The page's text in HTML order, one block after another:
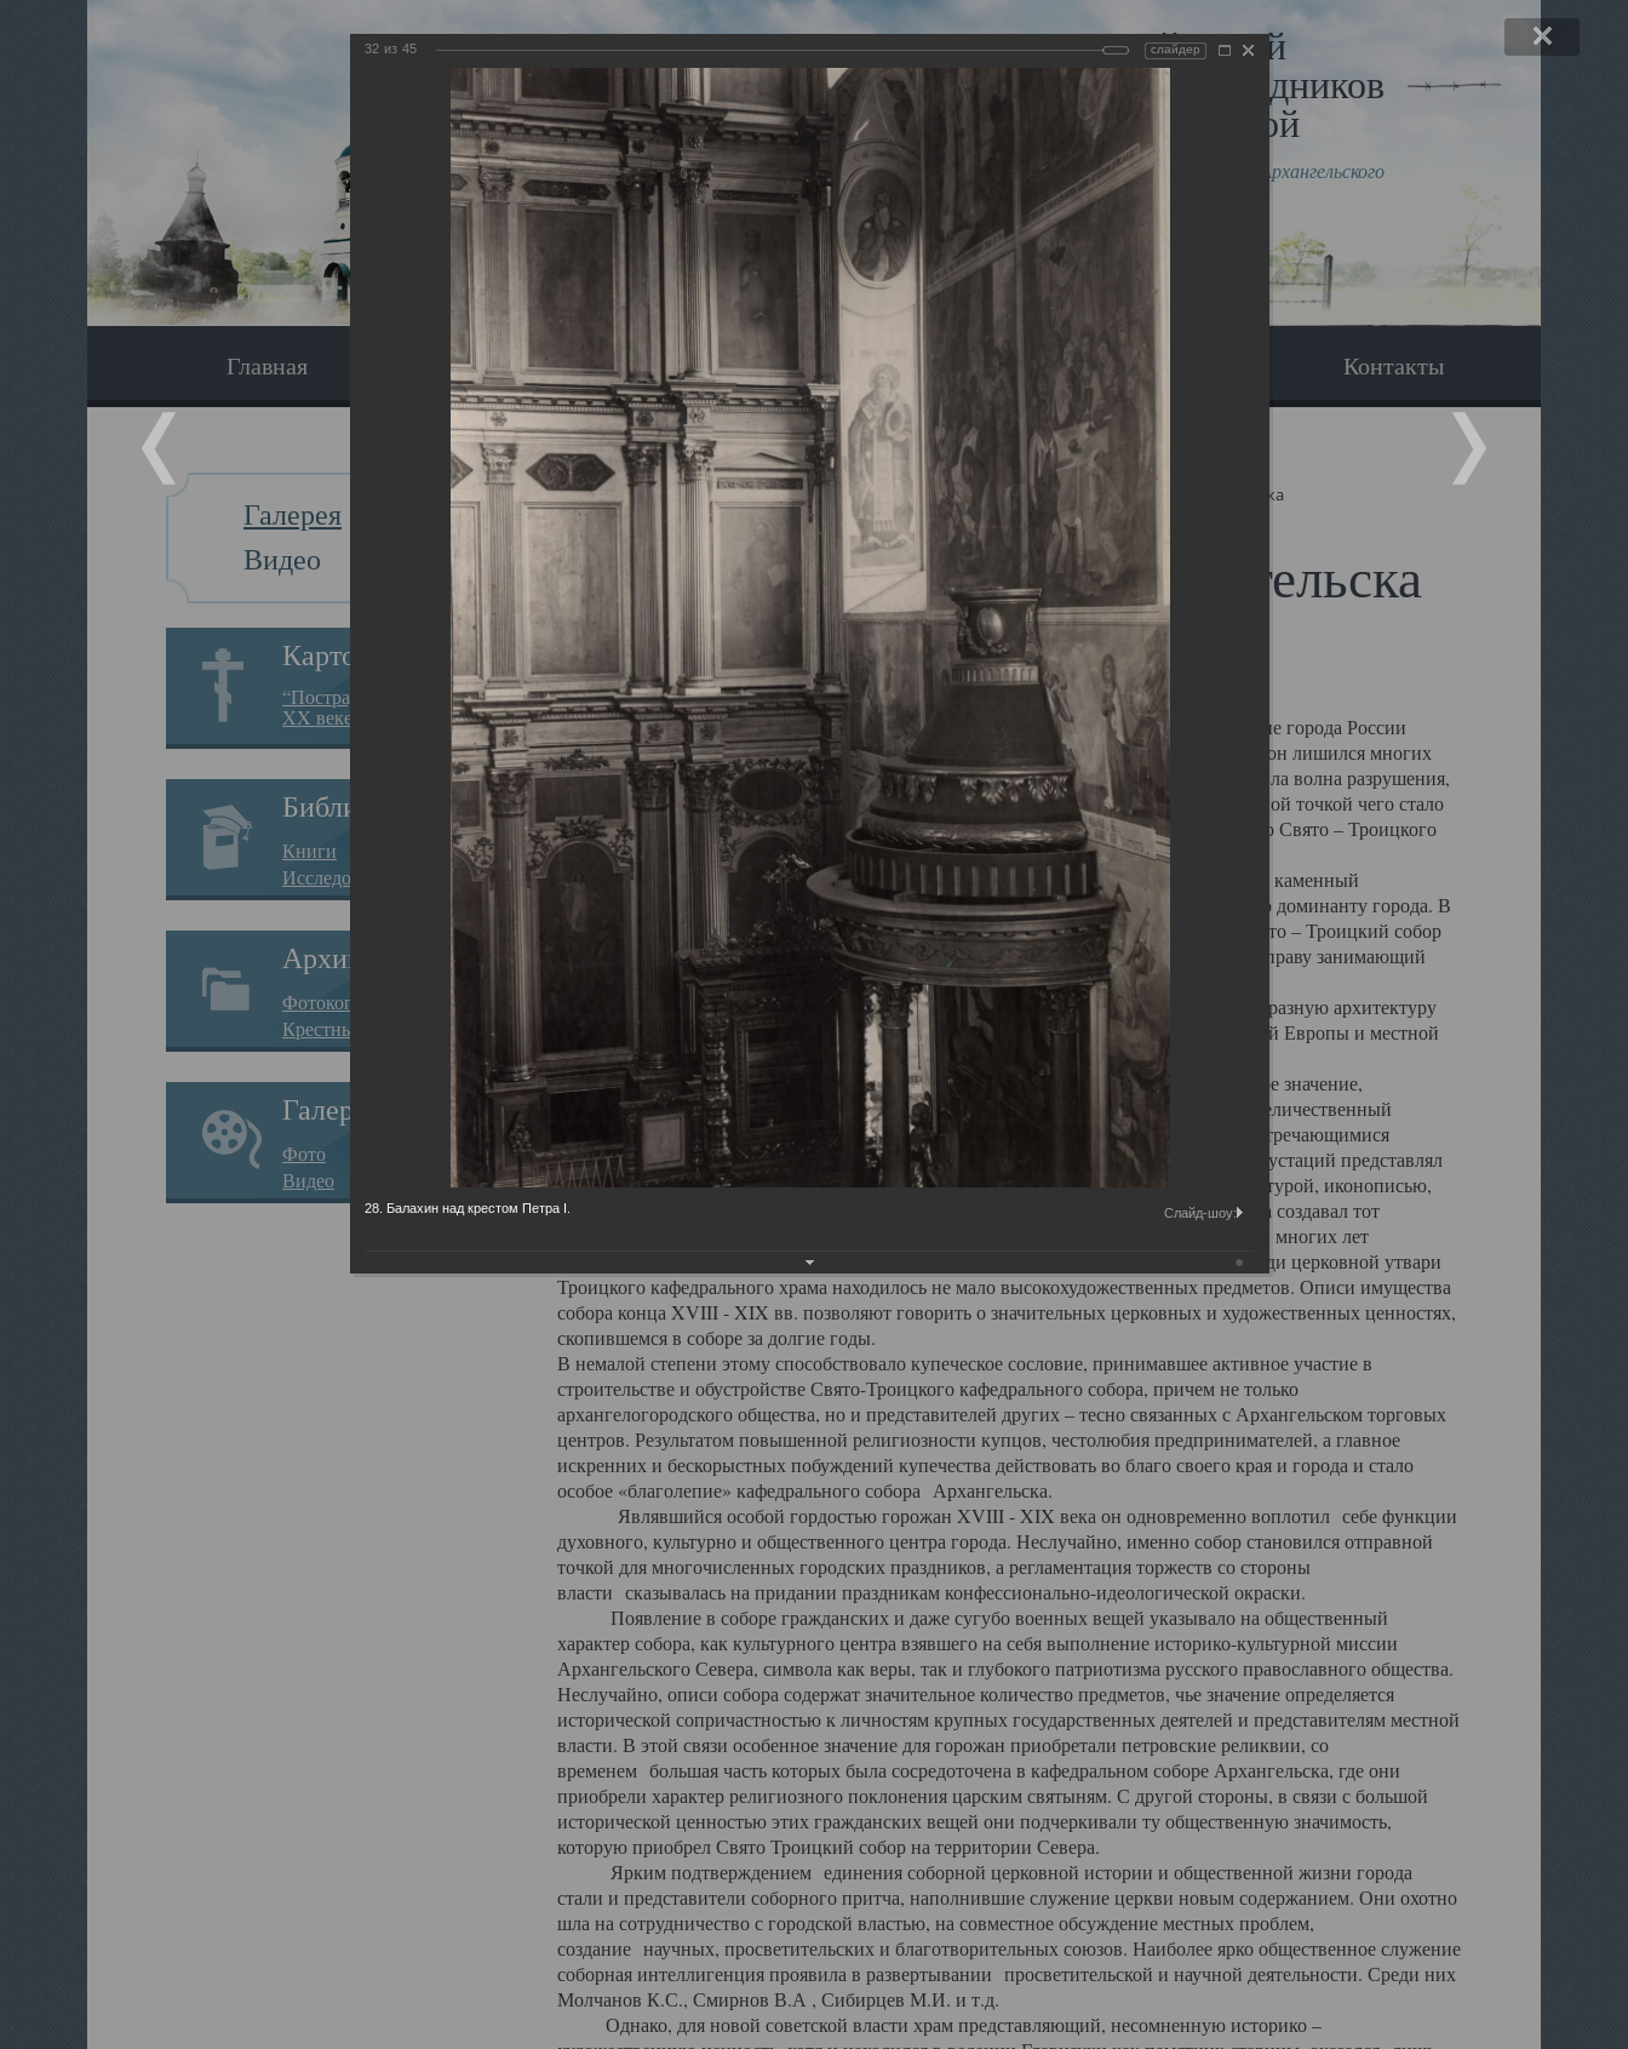
Виртуальный музей
Новомучеников и исповедников
Земли Архангельской
Сайт создан по благословлению митрополита Архангельского
и Холмогорского Даниила
Главная Экскурсия Наследники Вопрос-ответ Контакты
Галерея
Видео
Картотека
“Пострадавшие за веру в
XX веке на Севере”
Библиотека
Книги
Исследования
Архив
Фотокопии дел
Крестные ходы
Галерея
Фото
Видео
Главная Галерея Храмы-мученики Архангельска Свято-Троицкий собор Архангельска
Свято-Троицкий собор Архангельска
Свято-Троицкий собор Архангельска
23.12.2015
Сегодня мы можем говорить, что Архангельск в большей мере, чем другие губернские города России
пострадал от целенаправленных систематических разрушений, в результате которых он лишился многих
выдающихся памятников архитектуры. Больше всего по старому Архангельску ударила волна разрушения,
вызванная борьбой с религией, набравшая особую силу в конце 20 –х годов. Отправной точкой чего стало
разрушение православного центра архангельской губернии - ансамбля кафедрального Свято – Троицкого
собора Архангельска.
Возникнув в начале XVIII века в центре Архангельска, величественный каменный
двухэтажный Троицкий собор, сразу превратился в зрительную и градостроительную доминанту города. В
XVIII веке по масштабам ему не было равных на Севере. Вплоть до разрушения Свято – Троицкий собор
оставался самым высоким и значительным из городских строений Архангельска, по праву занимающий
второе место, после гостиных дворов, в градостроительной картине Архангельска.
Один из самых больших и светлых соборов России воплотил в себе яркую и своеобразную архитектуру
портового города с отраженными в ней архитектурными течениями России, Западной Европы и местной
архангелогородской школы церковного зодчества.
Масштабность, благолепие и богатство собора, вполне оправдывали его кафедральное значение,
заслуженно выделяя из многочисленных культовых построек города. Обширный и величественный
иконостас украшенный колоннами ионического стиля, с единственными нигде не встречающимися
царскими вратами, изящным фронтоном и множеством резных, символических инкрустаций представлял
собой поистине художественную ценность. В совокупности же с живописью, скульптурой, иконописью,
шитьем, многочисленными предметами церковной утвари интерьер Троицкого храма создавал тот
неповторимый красочный ансамбль декоративного убранства собора, на протяжении многих лет
поражающий воображение своих посетителей. В соборной ризнице, библиотеке, среди церковной утвари
Троицкого кафедрального храма находилось не мало высокохудожественных предметов. Описи имущества
собора конца XVIII - XIX вв. позволяют говорить о значительных церковных и художественных ценностях,
скопившемся в соборе за долгие годы.
В немалой степени этому способствовало купеческое сословие, принимавшее активное участие в
строительстве и обустройстве Свято-Троицкого кафедрального собора, причем не только
архангелогородского общества, но и представителей других – тесно связанных с Архангельском торговых
центров. Результатом повышенной религиозности купцов, честолюбия предпринимателей, а главное
искренних и бескорыстных побуждений купечества действовать во благо своего края и города и стало
особое «благолепие» кафедрального собора Архангельска.
Являвшийся особой гордостью горожан XVIII - XIX века он одновременно воплотил себе функции
духовного, культурно и общественного центра города. Неслучайно, именно собор становился отправной
точкой для многочисленных городских праздников, а регламентация торжеств со стороны
власти сказывалась на придании праздникам конфессионально-идеологической окраски.
Появление в соборе гражданских и даже сугубо военных вещей указывало на общественный
характер собора, как культурного центра взявшего на себя выполнение историко-культурной миссии
Архангельского Севера, символа как веры, так и глубокого патриотизма русского православного общества.
Неслучайно, описи собора содержат значительное количество предметов, чье значение определяется
исторической сопричастностью к личностям крупных государственных деятелей и представителям местной
власти. В этой связи особенное значение для горожан приобретали петровские реликвии, со
временем большая часть которых была сосредоточена в кафедральном соборе Архангельска, где они
приобрели характер религиозного поклонения царским святыням. С другой стороны, в связи с большой
исторической ценностью этих гражданских вещей они подчеркивали ту общественную значимость,
которую приобрел Свято Троицкий собор на территории Севера.
Ярким подтверждением единения соборной церковной истории и общественной жизни города
стали и представители соборного притча, наполнившие служение церкви новым содержанием. Они охотно
шла на сотрудничество с городской властью, на совместное обсуждение местных проблем,
создание научных, просветительских и благотворительных союзов. Наиболее ярко общественное служение
соборная интеллигенция проявила в развертывании просветительской и научной деятельности. Среди них
Молчанов К.С., Смирнов В.А , Сибирцев М.И. и т.д.
Однако, для новой советской власти храм представляющий, несомненную историко –
32 из 45 слайдер
28. Балахин над крестом Петра I. Слайд-шоу: